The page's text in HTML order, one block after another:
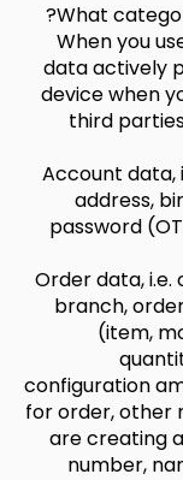
What
When you
data actively
device when
third
Account data,
address,
password
Order data,
branch,
(item,
configuration
for order, other
are creating
number,